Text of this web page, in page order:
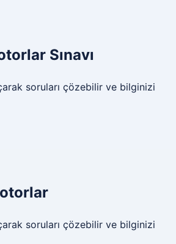
Sınavı
soruları çözebilir ve bilginizi
soruları çözebilir ve bilginizi